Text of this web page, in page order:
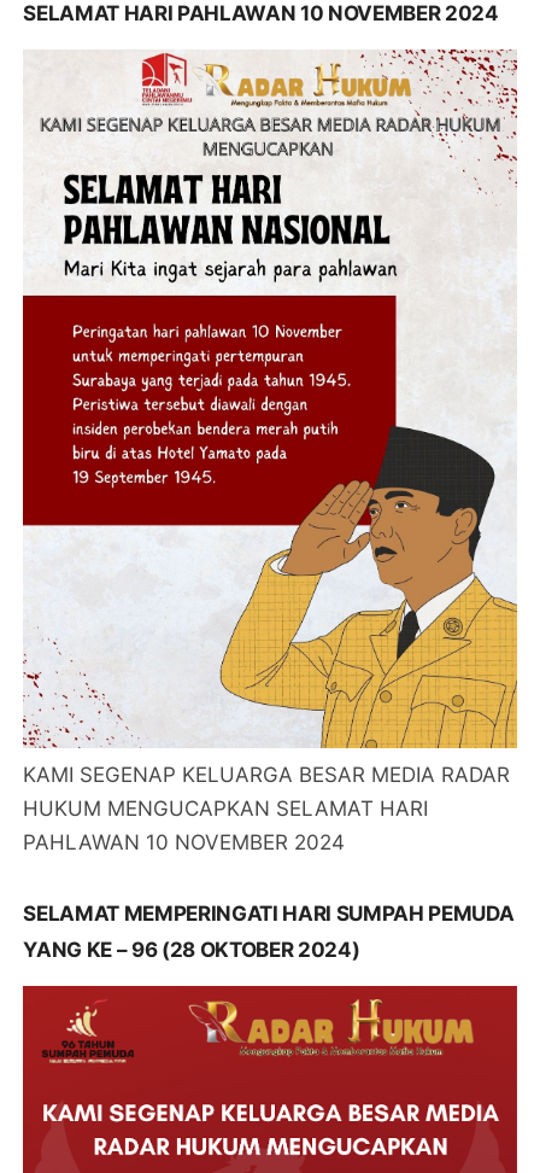
SELAMAT HARI PAHLAWAN 10 NOVEMBER 2024
KAMI SEGENAP KELUARGA BESAR MEDIA RADAR
HUKUM MENGUCAPKAN SELAMAT HARI
PAHLAWAN 10 NOVEMBER 2024
SELAMAT MEMPERINGATI HARI SUMPAH PEMUDA
YANG KE – 96 (28 OKTOBER 2024)